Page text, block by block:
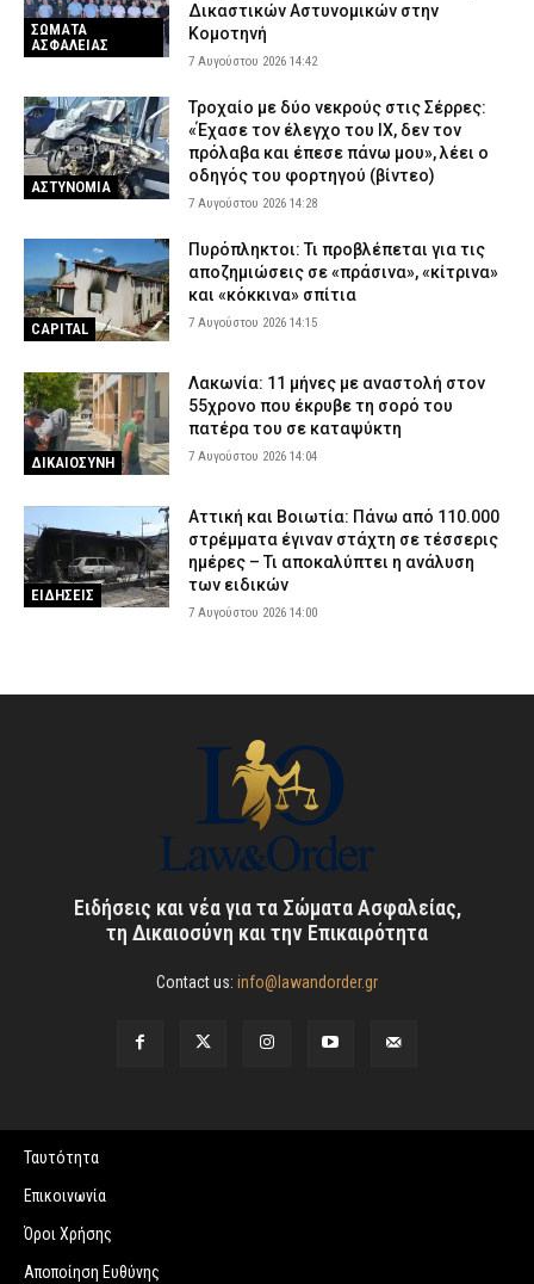
ΣΩΜΑΤΑ
ΑΣΦΑΛΕΙΑΣ
Δικαστικών Αστυνομικών στην
Κομοτηνή
7 Αυγούστου 2026 14:42
ΑΣΤΥΝΟΜΙΑ
Τροχαίο με δύο νεκρούς στις Σέρρες:
«Έχασε τον έλεγχο του ΙΧ, δεν τον
πρόλαβα και έπεσε πάνω μου», λέει ο
οδηγός του φορτηγού (βίντεο)
7 Αυγούστου 2026 14:28
CAPITAL
Πυρόπληκτοι: Τι προβλέπεται για τις
αποζημιώσεις σε «πράσινα», «κίτρινα»
και «κόκκινα» σπίτια
7 Αυγούστου 2026 14:15
ΔΙΚΑΙΟΣΥΝΗ
Λακωνία: 11 μήνες με αναστολή στον
55χρονο που έκρυβε τη σορό του
πατέρα του σε καταψύκτη
7 Αυγούστου 2026 14:04
ΕΙΔΗΣΕΙΣ
Αττική και Βοιωτία: Πάνω από 110.000
στρέμματα έγιναν στάχτη σε τέσσερις
ημέρες – Τι αποκαλύπτει η ανάλυση
των ειδικών
7 Αυγούστου 2026 14:00
Ειδήσεις και νέα για τα Σώματα Ασφαλείας,
τη Δικαιοσύνη και την Επικαιρότητα
Contact us: info@lawandorder.gr
Ταυτότητα
Επικοινωνία
Όροι Χρήσης
Αποποίηση Ευθύνης